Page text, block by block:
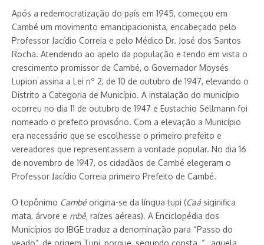
Após a redemocratização do país em 1945, começou em
Cambé um movimento emancipacionista, encabeçado pelo
Professor Jacídio Correia e pelo Médico Dr. José dos Santos
Rocha. Atendendo ao apelo da população e tendo em vista o
crescimento promissor de Cambé, o Governador Moysés
Lupion assina a Lei nº 2, de 10 de outubro de 1947, elevando o
Distrito a Categoria de Município. A instalação do município
ocorreu no dia 11 de outubro de 1947 e Eustachio Sellmann foi
nomeado o prefeito provisório. Com a elevação a Município
era necessário que se escolhesse o primeiro prefeito e
vereadores que representassem a vontade popular. No dia 16
de novembro de 1947, os cidadãos de Cambé elegeram o
Professor Jacídio Correia primeiro Prefeito de Cambé.
O topônimo Cambéorigina-se da língua tupi (Caásiginifica
mata, árvore e mbê, raízes aéreas). A Enciclopédia dos
Municípios do IBGE traduz a denominação para “Passo do
veado”, de origem Tupi, porque, segundo consta, “…aquela